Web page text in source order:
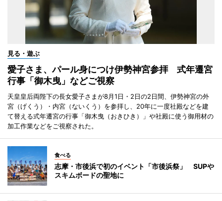
見る・遊ぶ
愛子さま、パール身につけ伊勢神宮参拝 式年遷宮
行事「御木曳」などご視察
天皇皇后両陛下の長女愛子さまが8月1日・2日の2日間、伊勢神宮の外
宮（げくう）・内宮（ないくう）を参拝し、20年に一度社殿などを建
て替える式年遷宮の行事「御木曳（おきひき）」や社殿に使う御用材の
加工作業などをご視察された。
食べる
志摩・市後浜で初のイベント「市後浜祭」 SUPや
スキムボードの聖地に